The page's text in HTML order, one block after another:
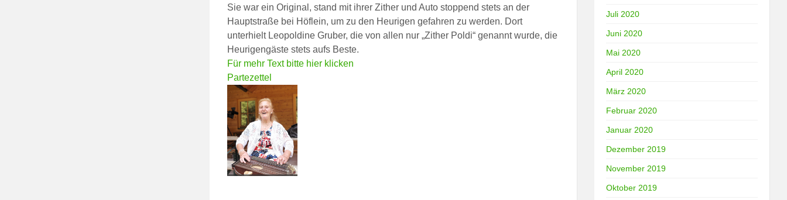
Sie war ein Original, stand mit ihrer Zither und Auto stoppend stets an der
Hauptstraße bei Höflein, um zu den Heurigen gefahren zu werden. Dort
unterhielt Leopoldine Gruber, die von allen nur „Zither Poldi“ genannt wurde, die
Heurigengäste stets aufs Beste.
Für mehr Text bitte hier klicken
Partezettel
Juli 2020
Juni 2020
Mai 2020
April 2020
März 2020
Februar 2020
Januar 2020
Dezember 2019
November 2019
Oktober 2019